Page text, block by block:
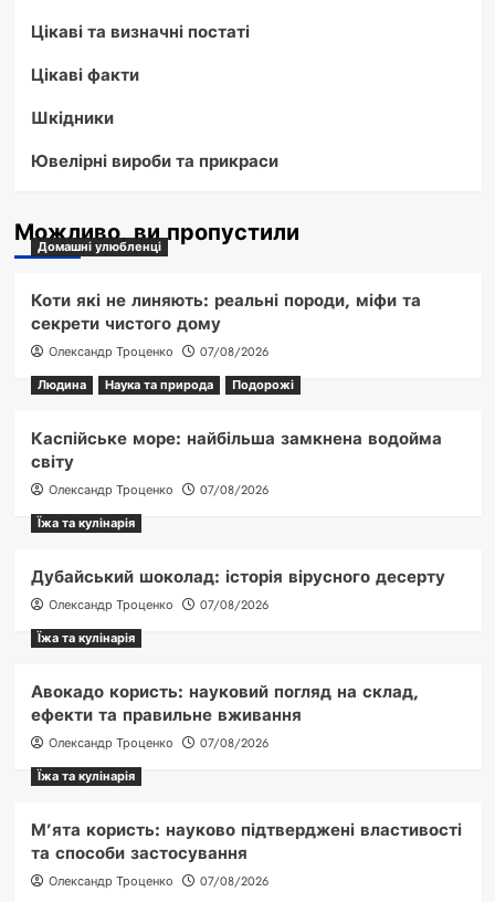
Цікаві та визначні постаті
Цікаві факти
Шкідники
Ювелірні вироби та прикраси
Можливо, ви пропустили
Домашні улюбленці
Коти які не линяють: реальні породи, міфи та
секрети чистого дому
Олександр Троценко
07/08/2026
Людина
Наука та природа Подорожі
Каспійське море: найбільша замкнена водойма
світу
Олександр Троценко
07/08/2026
Їжа та кулінарія
Дубайський шоколад: історія вірусного десерту
Олександр Троценко
07/08/2026
Їжа та кулінарія
Авокадо користь: науковий погляд на склад,
ефекти та правильне вживання
Олександр Троценко
07/08/2026
Їжа та кулінарія
М’ята користь: науково підтверджені властивості
та способи застосування
Олександр Троценко 07/08/2026